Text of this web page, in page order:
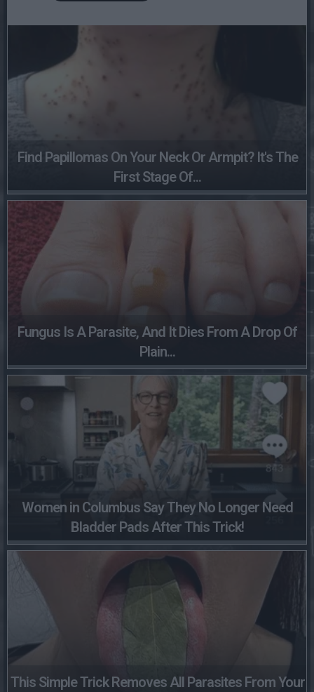
Find Papillomas On Your Neck Or Armpit? It's The
First Stage Of...
Fungus Is A Parasite, And It Dies From A Drop Of
Plain...
Women in Columbus Say They No Longer Need
Bladder Pads After This Trick!
This Simple Trick Removes All Parasites From Your